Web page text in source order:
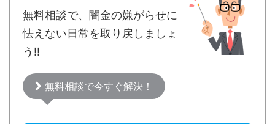
無料相談で、闇金の嫌がらせに
怯えない日常を取り戻しましょ
う!!
無料相談で今すぐ解決！